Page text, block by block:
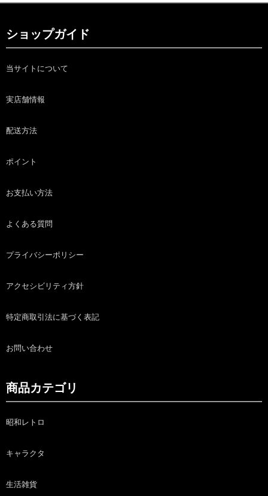
ショップガイド
当サイトについて
実店舗情報
配送方法
ポイント
お支払い方法
よくある質問
プライバシーポリシー
アクセシビリティ方針
特定商取引法に基づく表記
お問い合わせ
商品カテゴリ
昭和レトロ
キャラクタ
生活雑貨